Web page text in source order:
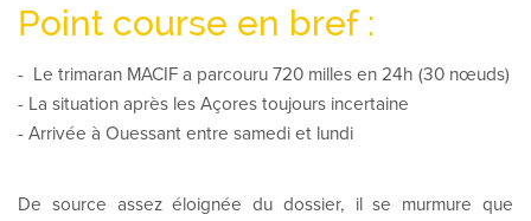
Point course en bref :
- Le trimaran MACIF a parcouru 720 milles en 24h (30 nœuds)
- La situation après les Açores toujours incertaine
- Arrivée à Ouessant entre samedi et lundi
De source assez éloignée du dossier, il se murmure que